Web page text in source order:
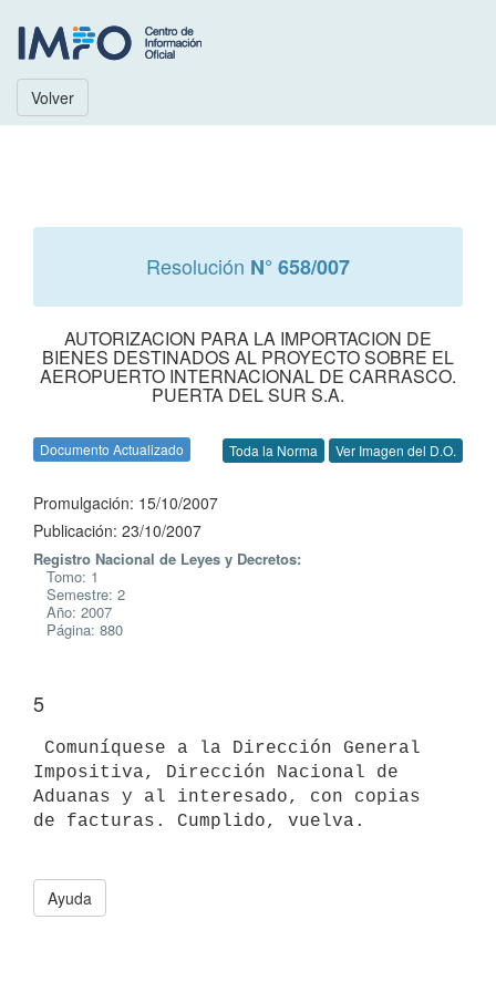
Volver
Resolución N° 658/007
AUTORIZACION PARA LA IMPORTACION DE
BIENES DESTINADOS AL PROYECTO SOBRE EL
AEROPUERTO INTERNACIONAL DE CARRASCO.
PUERTA DEL SUR S.A.
Documento Actualizado Toda la Norma Ver Imagen del D.O.
Promulgación: 15/10/2007
Publicación: 23/10/2007
Registro Nacional de Leyes y Decretos:
Tomo: 1
Semestre: 2
Año: 2007
Página: 880
5
Impositiva, Dirección Nacional de
Aduanas y al interesado, con copias
de facturas. Cumplido, vuelva.
Ayuda